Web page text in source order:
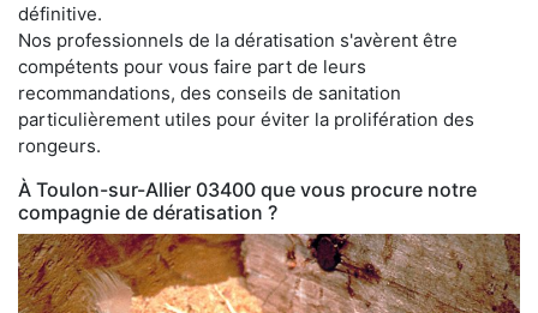
définitive.
Nos professionnels de la dératisation s'avèrent être
compétents pour vous faire part de leurs
recommandations, des conseils de sanitation
particulièrement utiles pour éviter la prolifération des
rongeurs.
À Toulon-sur-Allier 03400 que vous procure notre
compagnie de dératisation ?